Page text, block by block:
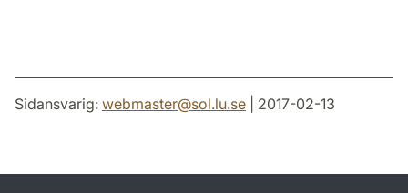
Sidansvarig: webmaster@sol.lu.se | 2017-02-13